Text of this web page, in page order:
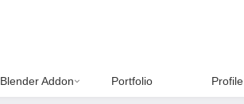
Blender Addon Portfolio Profile